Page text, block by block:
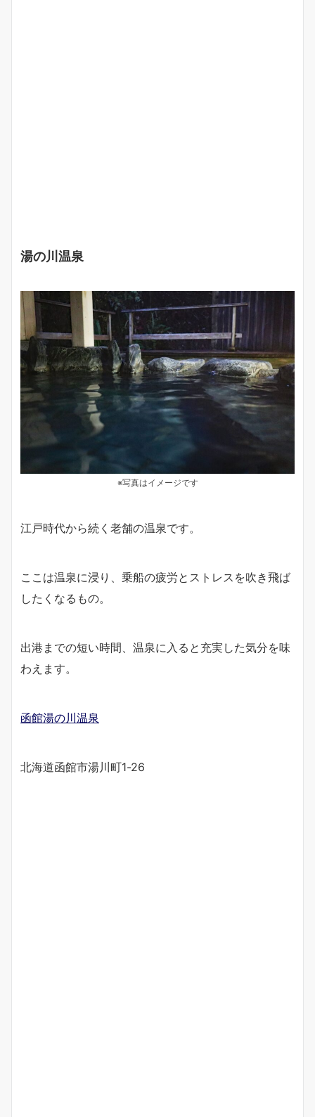
湯の川温泉
※写真はイメージです
江戸時代から続く老舗の温泉です。
ここは温泉に浸り、乗船の疲労とストレスを吹き飛ば
したくなるもの。
出港までの短い時間、温泉に入ると充実した気分を味
わえます。
函館湯の川温泉
北海道函館市湯川町1-26